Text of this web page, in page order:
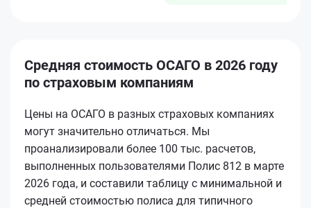
Средняя стоимость ОСАГО в 2026 году
по страховым компаниям
Цены на ОСАГО в разных страховых компаниях
могут значительно отличаться. Мы
проанализировали более 100 тыс. расчетов,
выполненных пользователями Полис 812 в марте
2026 года, и составили таблицу с минимальной и
средней стоимостью полиса для типичного